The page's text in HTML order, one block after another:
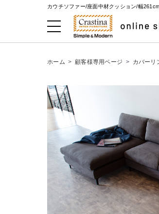
カウチソファー/座面中材クッション/幅
ホーム > 顧客様専用ページ > カバーリ